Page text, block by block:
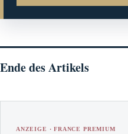
Ende des Artikels
ANZEIGE · FRANCE PREMIUM